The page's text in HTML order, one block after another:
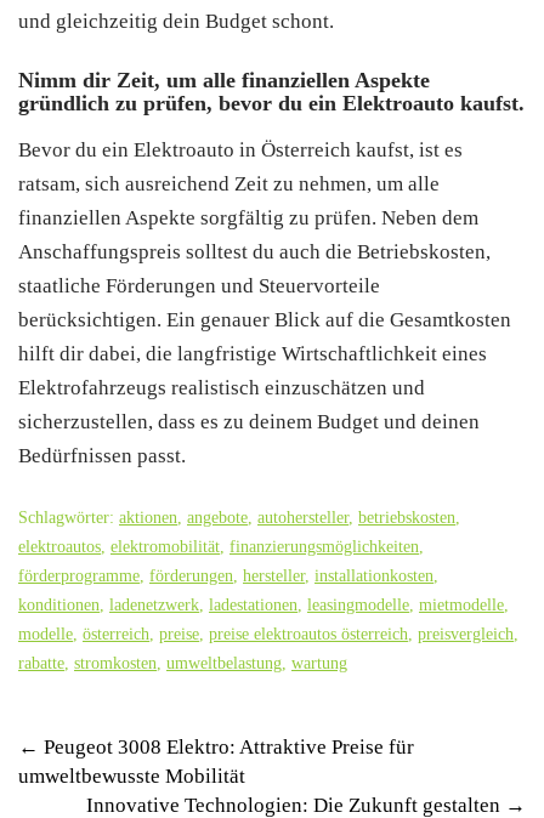
und gleichzeitig dein Budget schont.
Nimm dir Zeit, um alle finanziellen Aspekte
gründlich zu prüfen, bevor du ein Elektroauto kaufst.
Bevor du ein Elektroauto in Österreich kaufst, ist es
ratsam, sich ausreichend Zeit zu nehmen, um alle
finanziellen Aspekte sorgfältig zu prüfen. Neben dem
Anschaffungspreis solltest du auch die Betriebskosten,
staatliche Förderungen und Steuervorteile
berücksichtigen. Ein genauer Blick auf die Gesamtkosten
hilft dir dabei, die langfristige Wirtschaftlichkeit eines
Elektrofahrzeugs realistisch einzuschätzen und
sicherzustellen, dass es zu deinem Budget und deinen
Bedürfnissen passt.
Schlagwörter: aktionen angebote autohersteller, betriebskosten
elektroautos elektromobilität finanzierungsmöglichkeiten
förderprogramme förderungen hersteller, installationkosten
konditionen ladenetzwerk ladestationen leasingmodelle mietmodelle
modelle österreich preise preise elektroautos österreich preisvergleich
rabatte stromkosten umweltbelastung wartung
Post
navigation
← Peugeot 3008 Elektro: Attraktive Preise für
umweltbewusste Mobilität
Innovative Technologien: Die Zukunft gestalten →